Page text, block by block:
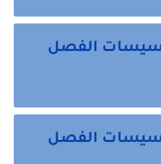
الفصل
الفصل